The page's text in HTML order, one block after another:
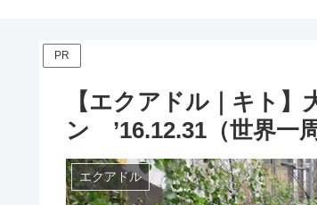
PR
【エクアドル｜キト
ン ’16.12.31（世界一
エクアドル